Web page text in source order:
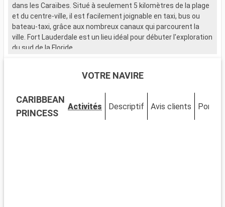
dans les Caraïbes. Situé à seulement 5 kilomètres de la plage
et du centre-ville, il est facilement joignable en taxi, bus ou
bateau-taxi, grâce aux nombreux canaux qui parcourent la
ville. Fort Lauderdale est un lieu idéal pour débuter l'exploration
du sud de la Floride.
Fort Lauderdale est réputée pour ses plages de sable et ses
galeries d'art et restaurants, offre une expérience de
shopping et de détente unique. Le Musée de Bonnet House se
distingue par son architecture singulière et ses jardins
VOTRE NAVIRE
CARIBBEAN
PRINCESS
Activités Descriptif Avis clients Ponts